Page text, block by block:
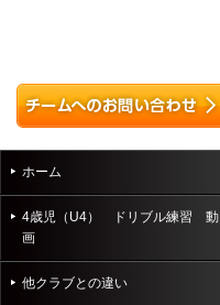
ホーム
4歳児（U4） ドリブル練習 動
画
他クラブとの違い